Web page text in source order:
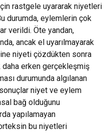
için rastgele uyararak niyetleri
durumda, eylemlerin çok
verildi. Öte yandan,
ancak el uyarılmayarak
niyeti çözdükten sonra
daha erken gerçekleşmiş
durumunda algılanan
niyet ve eylem
bağ olduğunu
yapılamayan
bu niyetleri